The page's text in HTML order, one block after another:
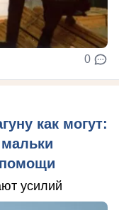
0
как могут:
усилий